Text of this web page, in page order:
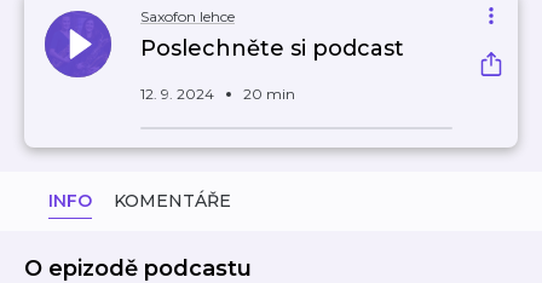
Saxofon lehce
Poslechněte si podcast
12. 9. 2024 20 min
INFO KOMENTÁŘE
O epizodě podcastu